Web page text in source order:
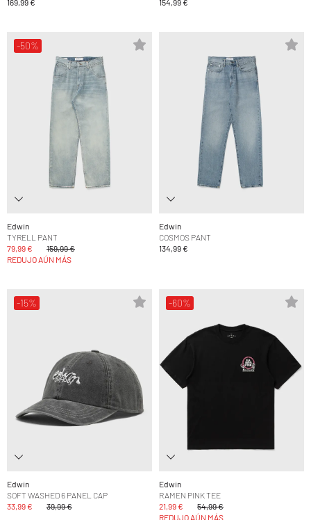
169,99 € 154,99 €
-50%
Edwin
TYRELL PANT
79,99 €
159,99 €
REDUJO AÚN MÁS
Edwin
COSMOS PANT
134,99 €
-15%
Edwin
SOFT WASHED 6 PANEL CAP
33,99 €
39,99 €
-60%
Edwin
RAMEN PINK TEE
21,99 €
54,99 €
REDUJO AÚN MÁS